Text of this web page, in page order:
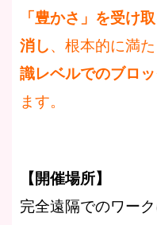
「豊かさ」を受け
消し、根本的に満
識レベルでのブロ
ます。
【開催場所】
完全遠隔でのワー